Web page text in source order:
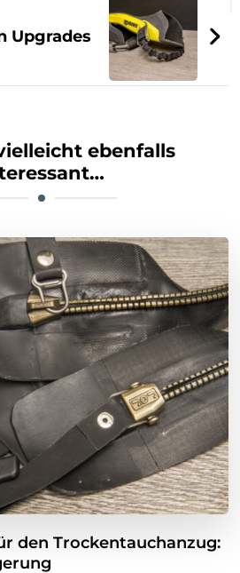
Upgrades
ebenfalls
den Trockentauchanzug: